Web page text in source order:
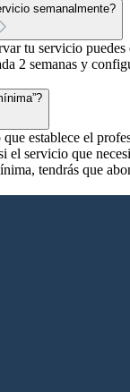
semanalmente?
tu servicio
2 semanas y
establece el
el servicio que
tendrás que